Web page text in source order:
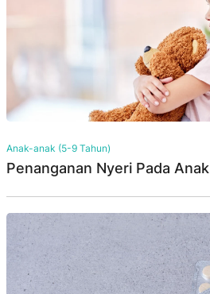
Anak-anak (5-9 Tahun)
Penanganan Nyeri Pada Anak